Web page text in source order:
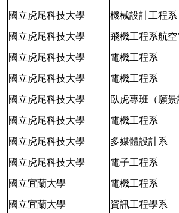
國立虎尾科技大學 機械設計工程系
國立虎尾科技大學 飛機工程系航空
國立虎尾科技大學 電機工程系
國立虎尾科技大學 電機工程系
國立虎尾科技大學 臥虎專班（願景
國立虎尾科技大學 電機工程系
國立虎尾科技大學 多媒體設計系
國立虎尾科技大學 電子工程系
國立宜蘭大學 電機工程系
國立宜蘭大學 資訊工程學系